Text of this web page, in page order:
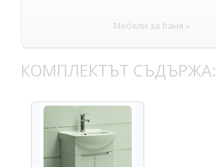
Мебели за баня »
КОМПЛЕКТЪТ СЪДЪРЖА: